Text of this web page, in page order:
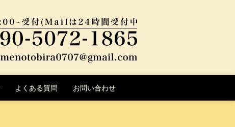
よくある質問 お問い合わせ